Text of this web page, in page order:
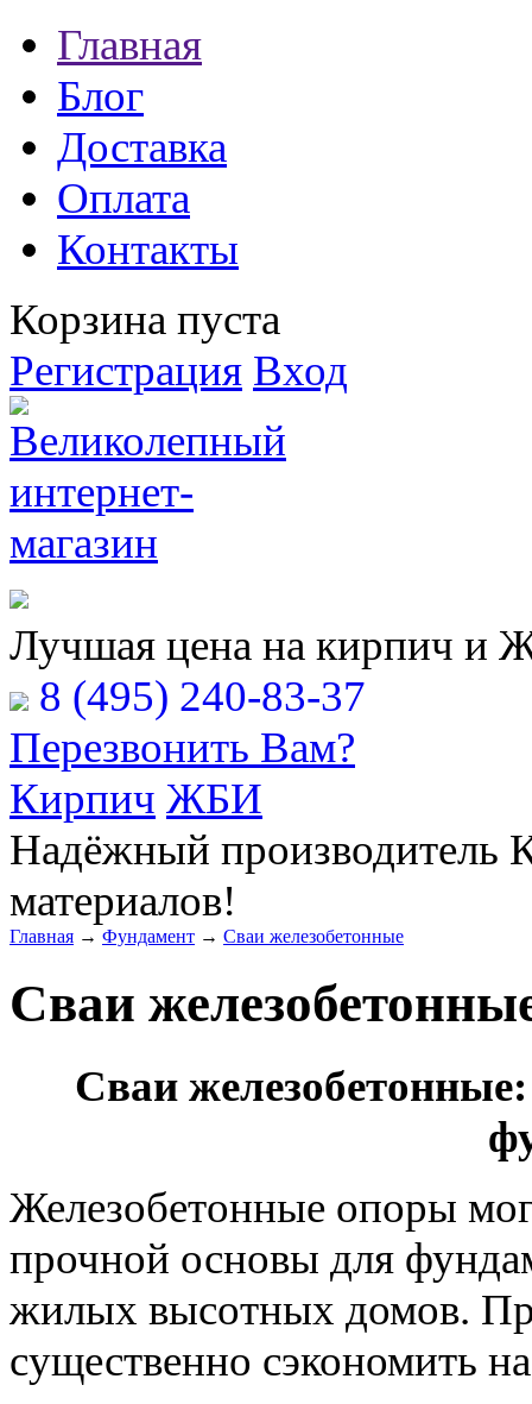
Главная
Блог
Доставка
Оплата
Контакты
Корзина пуста
Регистрация Вход
Лучшая цена на кирпич и
8 (495) 240-83-37
Перезвонить Вам?
Кирпич ЖБИ
Надёжный производитель
материалов!
Главная → Фундамент → Сваи железобетонные
Сваи
Сваи
Железобетонные опоры
прочной основы для
жилых высотных домов.
существенно сэкономить